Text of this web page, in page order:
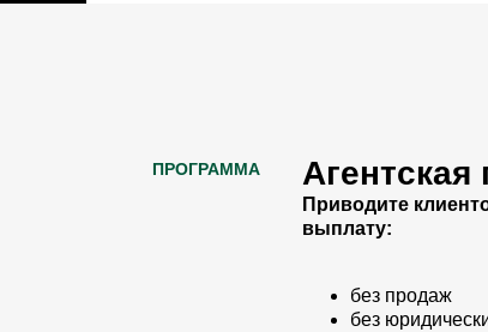
ПРОГРАММА
Приводите
выплату:
без продаж
без